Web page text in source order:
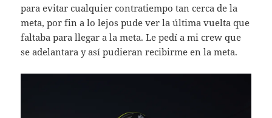
para evitar cualquier contratiempo tan cerca de la
meta, por fin a lo lejos pude ver la última vuelta que
faltaba para llegar a la meta. Le pedí a mi crew que
se adelantara y así pudieran recibirme en la meta.